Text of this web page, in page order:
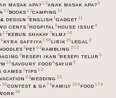
MASAK APA?15ANAK MASAK APA? 9
22BOOKS 12CAMPING 11
DESIGN 2ENGLISH 1GADGET 11
CENTS 3HOSPITAL9 HOUSE ISSUE 4
12KEBUN SHAKAY 3KLMJ 24
KYRA SAFFIYA 158 LIRIK 26 LEGAL3
5PET 52RAMBLING 222
2RESEPI IKAN 3RESEPI TELUR 5
10 SAVOURY FOOD 6 SAYUR 9
GAMES 1TIPS 12
VACATION 22WEDDING 25
50CONTEST & GA 75FAMILY 209 FOOD 179
38